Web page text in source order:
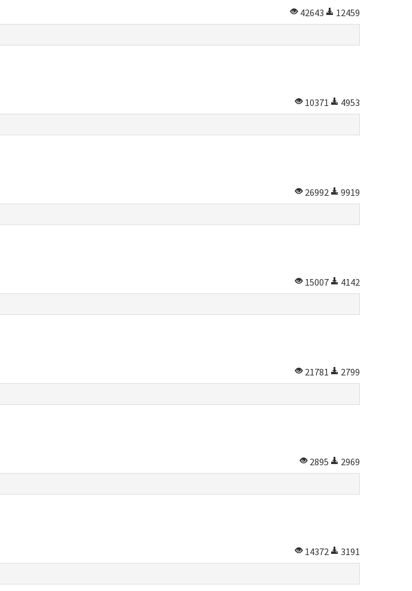
42643
12459
10371
4953
26992
9919
15007
4142
21781
2799
2895
2969
14372
3191